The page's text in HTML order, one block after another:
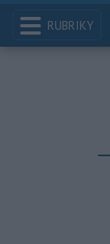
RUBRIKY